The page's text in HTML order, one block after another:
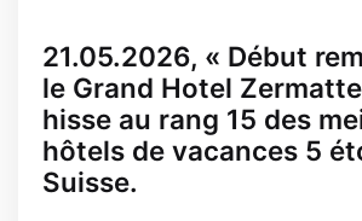
21.05.2026, « Début
le Grand Hotel
hisse au rang 15 des
hôtels de vacances 5
Suisse.